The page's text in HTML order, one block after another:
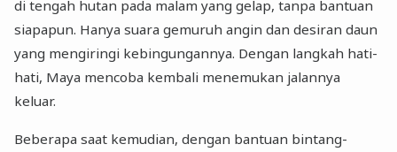
di tengah hutan pada malam yang gelap, tanpa bantuan
siapapun. Hanya suara gemuruh angin dan desiran daun
yang mengiringi kebingungannya. Dengan langkah hati-
hati, Maya mencoba kembali menemukan jalannya
keluar.
Beberapa saat kemudian, dengan bantuan bintang-